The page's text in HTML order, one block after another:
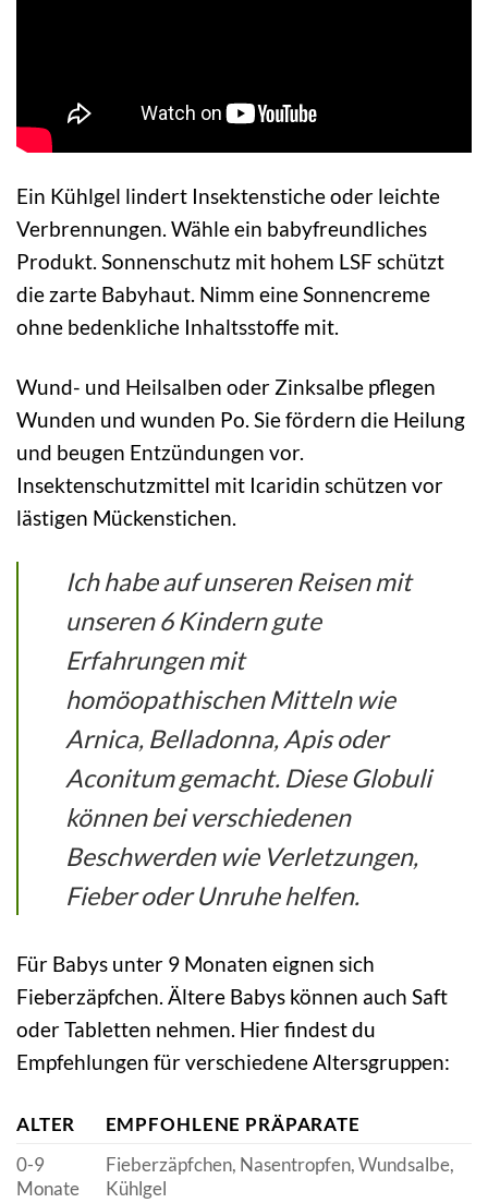
Ein Kühlgel lindert Insektenstiche oder leichte
Verbrennungen. Wähle ein babyfreundliches
Produkt. Sonnenschutz mit hohem LSF schützt
die zarte Babyhaut. Nimm eine Sonnencreme
ohne bedenkliche Inhaltsstoffe mit.
Wund- und Heilsalben oder Zinksalbe pflegen
Wunden und wunden Po. Sie fördern die Heilung
und beugen Entzündungen vor.
Insektenschutzmittel mit Icaridin schützen vor
lästigen Mückenstichen.
Ich habe auf unseren Reisen mit
unseren 6 Kindern gute
Erfahrungen mit
homöopathischen Mitteln wie
Arnica, Belladonna, Apis oder
Aconitum gemacht. Diese Globuli
können bei verschiedenen
Beschwerden wie Verletzungen,
Fieber oder Unruhe helfen.
Für Babys unter 9 Monaten eignen sich
Fieberzäpfchen. Ältere Babys können auch Saft
oder Tabletten nehmen. Hier findest du
Empfehlungen für verschiedene Altersgruppen:
ALTER
EMPFOHLENE PRÄPARATE
0-9
Monate
Fieberzäpfchen, Nasentropfen, Wundsalbe,
Kühlgel